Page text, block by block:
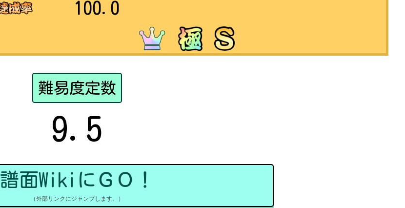
100.0
難易度定数
9.5
譜面WikiにＧＯ！
（外部リンクにジャンプします。）